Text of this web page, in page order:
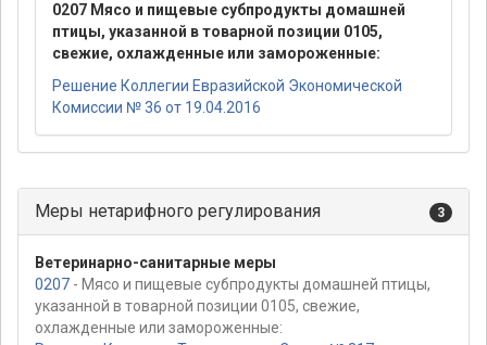
0207 Мясо и пищевые субпродукты домашней
птицы, указанной в товарной позиции 0105,
свежие, охлажденные или замороженные:
Решение Коллегии Евразийской Экономической
Комиссии № 36 от 19.04.2016
Меры нетарифного регулирования 3
Ветеринарно-санитарные меры
0207 - Мясо и пищевые субпродукты домашней птицы,
указанной в товарной позиции 0105, свежие,
охлажденные или замороженные: